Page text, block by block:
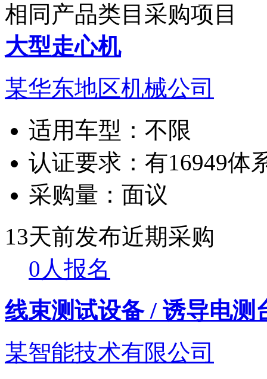
相同产品类目采购项目
大型走心机
某华东地区机械公司
适用车型： 不限
认证要求： 有16949体
采购量： 面议
13天前发布近期采购
0人报名
线束测试设备 / 诱导电测
某智能技术有限公司